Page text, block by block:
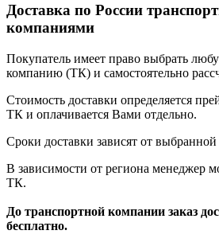
Доставка по России
компаниями
Покупатель имеет право выбрать
компанию (ТК) и самостоятельно
Стоимость доставки определяется
ТК и оплачивается Вами отдельно.
Сроки доставки зависят от
В зависимости от региона менеджер
ТК.
До транспортной компании заказ
бесплатно.